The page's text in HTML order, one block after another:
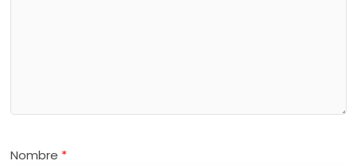
Nombre *